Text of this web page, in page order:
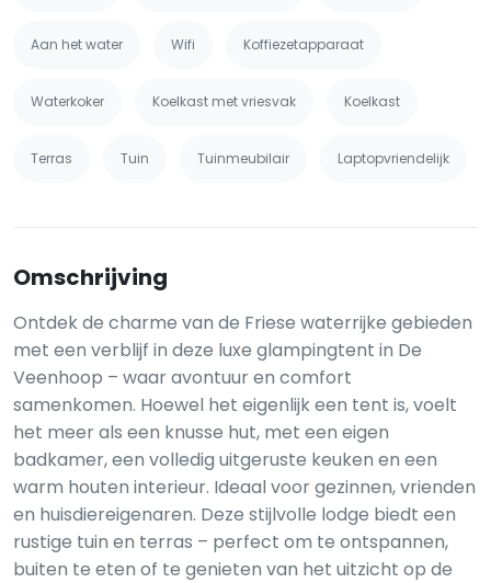
Aan het water Wifi Koffiezetapparaat
Waterkoker Koelkast met vriesvak Koelkast
Terras Tuin Tuinmeubilair Laptopvriendelijk
Omschrijving
Ontdek de charme van de Friese waterrijke gebieden
met een verblijf in deze luxe glampingtent in De
Veenhoop – waar avontuur en comfort
samenkomen. Hoewel het eigenlijk een tent is, voelt
het meer als een knusse hut, met een eigen
badkamer, een volledig uitgeruste keuken en een
warm houten interieur. Ideaal voor gezinnen, vrienden
en huisdiereigenaren. Deze stijlvolle lodge biedt een
rustige tuin en terras – perfect om te ontspannen,
buiten te eten of te genieten van het uitzicht op de